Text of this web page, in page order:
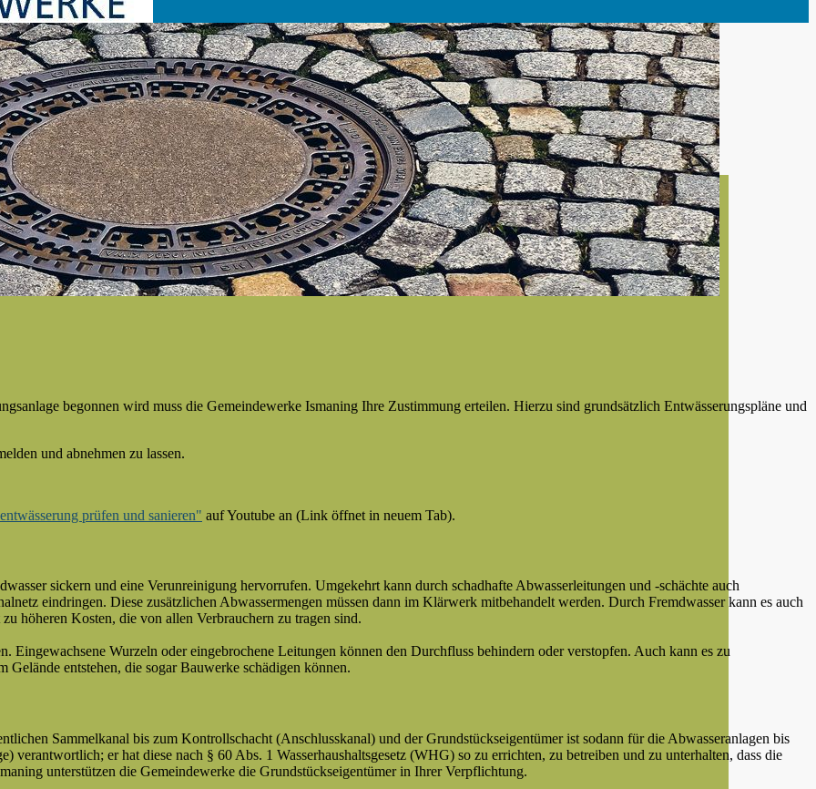
begonnen wird muss die Gemeindewerke Ismaning Ihre Zustimmung erteilen. Hierzu sind grundsätzlich Entwässerungspläne und
und abnehmen zu lassen.
prüfen und sanieren" auf Youtube an (Link öffnet in neuem Tab).
sickern und eine Verunreinigung hervorrufen. Umgekehrt kann durch schadhafte Abwasserleitungen und -schächte auch
eindringen. Diese zusätzlichen Abwassermengen müssen dann im Klärwerk mitbehandelt werden. Durch Fremdwasser kann es auch
höheren Kosten, die von allen Verbrauchern zu tragen sind.
Eingewachsene Wurzeln oder eingebrochene Leitungen können den Durchfluss behindern oder verstopfen. Auch kann es zu
entstehen, die sogar Bauwerke schädigen können.
Sammelkanal bis zum Kontrollschacht (Anschlusskanal) und der Grundstückseigentümer ist sodann für die Abwasseranlagen bis
verantwortlich; er hat diese nach § 60 Abs. 1 Wasserhaushaltsgesetz (WHG) so zu errichten, zu betreiben und zu unterhalten, dass die
unterstützen die Gemeindewerke die Grundstückseigentümer in Ihrer Verpflichtung.